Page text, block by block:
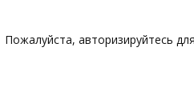
Пожалуйста, авторизируйтесь